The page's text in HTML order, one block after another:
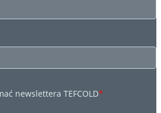
newslettera TEFCOLD*